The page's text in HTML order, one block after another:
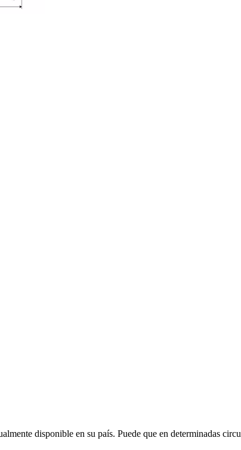
disponible en su país. Puede que en determinadas